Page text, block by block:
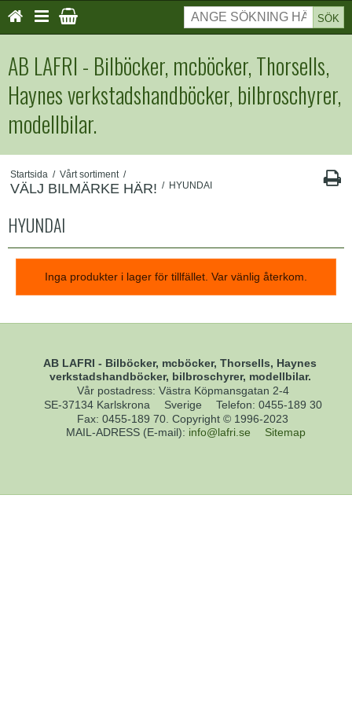
SÖK
AB LAFRI - Bilböcker, mcböcker, Thorsells,
Haynes verkstadshandböcker, bilbroschyrer,
modellbilar.
Startsida / Vårt sortiment /
VÄLJ BILMÄRKE HÄR! / HYUNDAI
HYUNDAI
Inga produkter i lager för tillfället. Var vänlig återkom.
AB LAFRI - Bilböcker, mcböcker, Thorsells, Haynes
verkstadshandböcker, bilbroschyrer, modellbilar.
Vår postadress: Västra Köpmansgatan 2-4
SE-37134 Karlskrona
Sverige Telefon: 0455-189 30
Fax: 0455-189 70. Copyright © 1996-2023
MAIL-ADRESS (E-mail): info@lafri.se Sitemap